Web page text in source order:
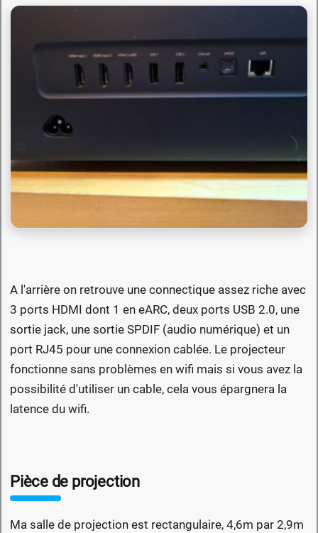
A l'arrière on retrouve une connectique assez riche avec
3 ports HDMI dont 1 en eARC, deux ports USB 2.0, une
sortie jack, une sortie SPDIF (audio numérique) et un
port RJ45 pour une connexion cablée. Le projecteur
fonctionne sans problèmes en wifi mais si vous avez la
possibilité d'utiliser un cable, cela vous épargnera la
latence du wifi.
Pièce de projection
Ma salle de projection est rectangulaire, 4,6m par 2,9m